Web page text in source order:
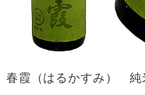
春霞（はるかすみ）